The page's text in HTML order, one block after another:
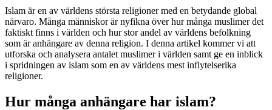
Islam är en av världens största religioner med en betydande global
närvaro. Många människor är nyfikna över hur många muslimer det
faktiskt finns i världen och hur stor andel av världens befolkning
som är anhängare av denna religion. I denna artikel kommer vi att
utforska och analysera antalet muslimer i världen samt ge en inblick
i spridningen av islam som en av världens mest inflytelserika
religioner.
Hur många anhängare har islam?